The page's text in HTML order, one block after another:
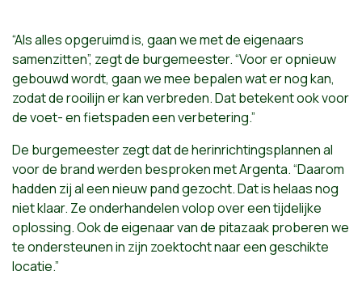
“Als alles opgeruimd is, gaan we met de eigenaars
samenzitten”, zegt de burgemeester. “Voor er opnieuw
gebouwd wordt, gaan we mee bepalen wat er nog kan,
zodat de rooilijn er kan verbreden. Dat betekent ook voor
de voet- en fietspaden een verbetering.”
De burgemeester zegt dat de herinrichtingsplannen al
voor de brand werden besproken met Argenta. “Daarom
hadden zij al een nieuw pand gezocht. Dat is helaas nog
niet klaar. Ze onderhandelen volop over een tijdelijke
oplossing. Ook de eigenaar van de pitazaak proberen we
te ondersteunen in zijn zoektocht naar een geschikte
locatie.”